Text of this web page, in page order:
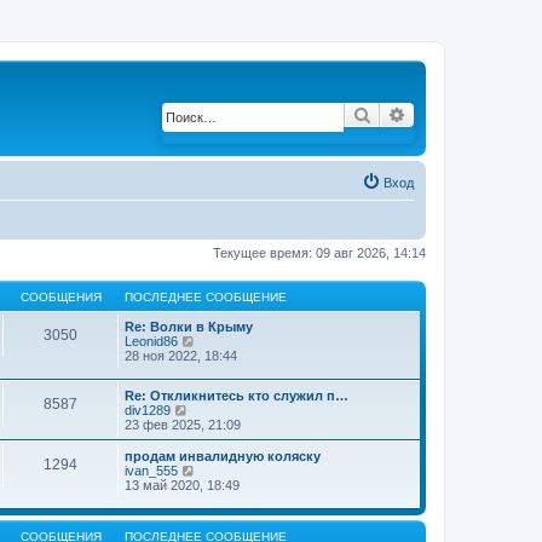
Поиск
Вход
Текущее время: 09 авг 2026, 14:14
СООБЩЕНИЯ ПОСЛЕДНЕЕ СООБЩЕНИЕ
3050
Re: Волки в Крыму
Leonid86
е
е
й
и
к
п
с
е
д
28 ноя 2022, 18:44
8587
Re: Откликнитесь кто служил п…
div1289
е
р
е
й
т
к
п
23 фев 2025, 21:09
1294
продам инвалидную коляску
ivan_555
е
е
13 май 2020, 18:49
СООБЩЕНИЯ ПОСЛЕДНЕЕ СООБЩЕНИЕ